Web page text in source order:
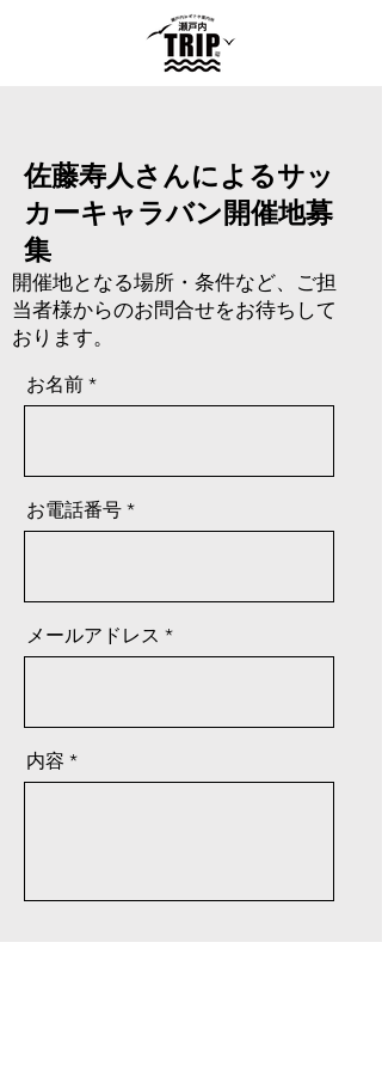
佐藤寿人さんによるサッ
カーキャラバン開催地募
集
開催地となる場所・条件など、ご担
当者様からのお問合せをお待ちして
おります。
お名前
お電話番号
メールアドレス
内容